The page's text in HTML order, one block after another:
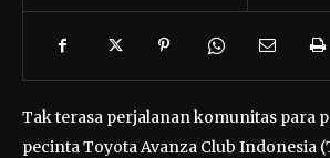
Tak terasa perjalanan komunitas para
pecinta Toyota Avanza Club Indonesia